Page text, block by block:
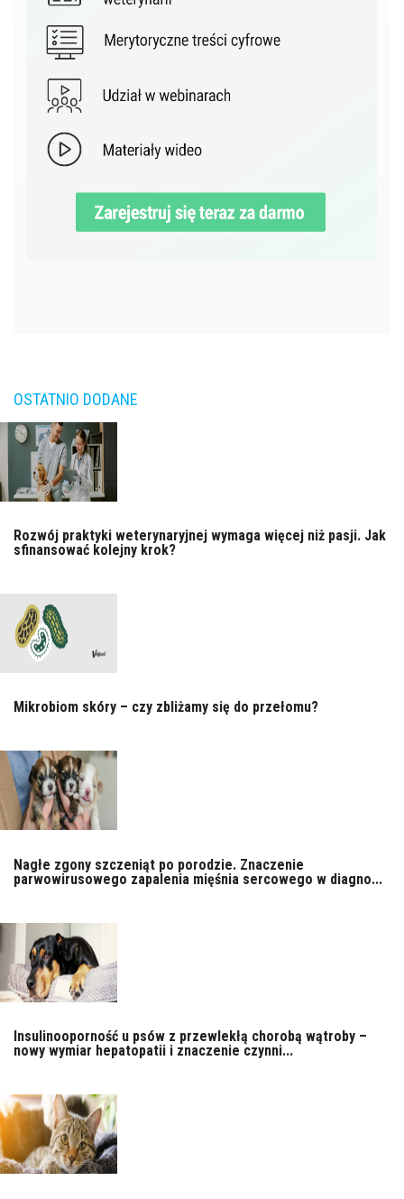
OSTATNIO DODANE
Rozwój praktyki weterynaryjnej wymaga więcej niż pasji. Jak
sfinansować kolejny krok?
Mikrobiom skóry – czy zbliżamy się do przełomu?
Nagłe zgony szczeniąt po porodzie. Znaczenie
parwowirusowego zapalenia mięśnia sercowego w diagno...
Insulinooporność u psów z przewlekłą chorobą wątroby –
nowy wymiar hepatopatii i znaczenie czynni...